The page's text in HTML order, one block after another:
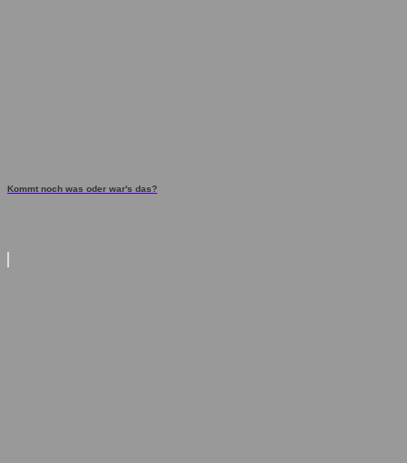
Kommt noch was oder war's das?